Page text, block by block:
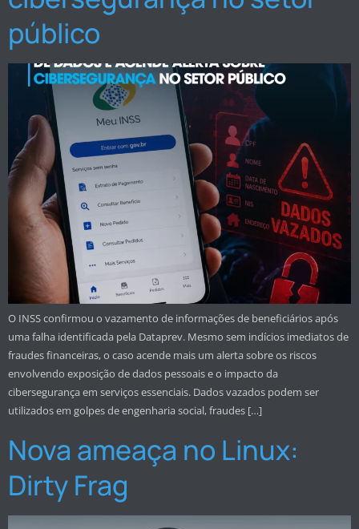
público
O INSS confirmou o vazamento de informações de beneficiários após
uma falha identificada pela Dataprev. Mesmo sem indícios imediatos de
fraudes financeiras, o caso acende mais um alerta sobre os riscos
envolvendo exposição de dados pessoais e o impacto da
cibersegurança em serviços essenciais. Dados vazados podem ser
utilizados em golpes de engenharia social, fraudes […]
Nova ameaça no Linux:
Dirty Frag